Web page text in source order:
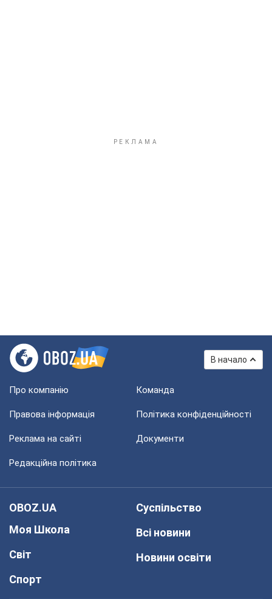
В начало
Про компанію Команда
Правова інформація Політика конфіденційності
Реклама на сайті Документи
Редакційна політика
OBOZ.UA
Моя Школа
Світ
Спорт
Суспільство
Всі новини
Новини освіти